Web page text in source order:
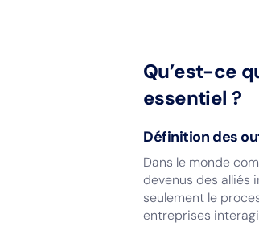
Qu’est-ce
essentiel ?
Définition des
Dans le monde
devenus des alliés
seulement le
entreprises